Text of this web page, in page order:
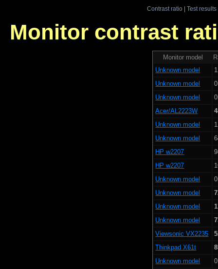
Contrast ratio| Test results
Monitor contrast
Monitor model
Unknown model
Unknown model
Unknown model
Acer/AL2223W
Unknown model
Unknown model
HP w2207
HP w2207
Unknown model
Unknown model
Unknown model
Unknown model
Viewsonic VX2235
Thinkpad X61t
Unknown model